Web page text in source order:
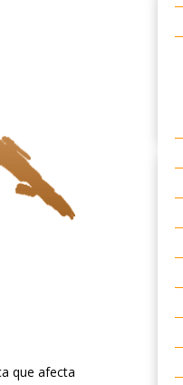
que afecta